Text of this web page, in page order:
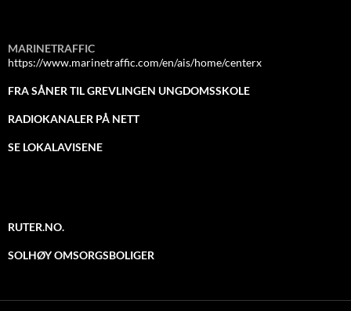
MARINETRAFFIC
https://www.marinetraffic.com/en/ais/home/centerx
FRA SÅNER TIL GREVLINGEN UNGDOMSSKOLE
RADIOKANALER PÅ NETT
SE LOKALAVISENE
RUTER.NO.
SOLHØY OMSORGSBOLIGER